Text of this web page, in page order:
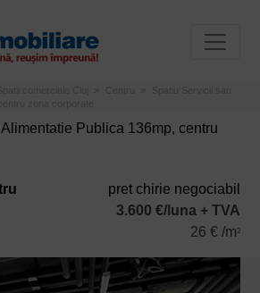
comerciale Cluj Centru
Spatiu Servicii sau
zona corporate
Publica 136mp, centru
pret chirie negociabil
3.600 €/luna + TVA
26 € /m2